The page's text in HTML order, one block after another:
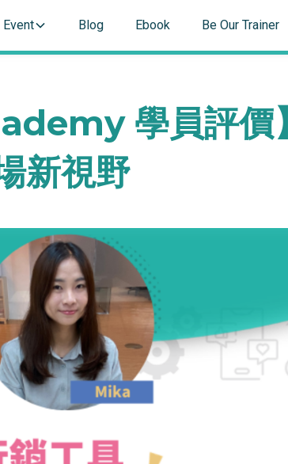
Event Blog Ebook Be Our Trainer
學員評價】
新視野